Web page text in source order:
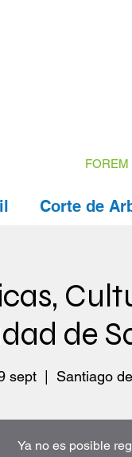
FOREM
Corte de
de
sept Santiago
Ya no es posible